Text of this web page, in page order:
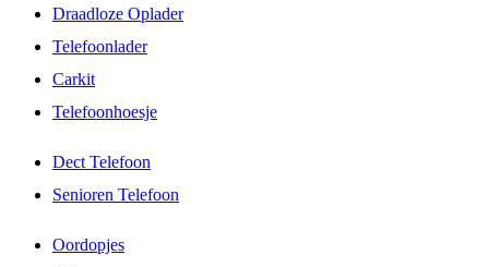
Draadloze Oplader
Telefoonlader
Carkit
Telefoonhoesje
Dect Telefoon
Senioren Telefoon
Oordopjes